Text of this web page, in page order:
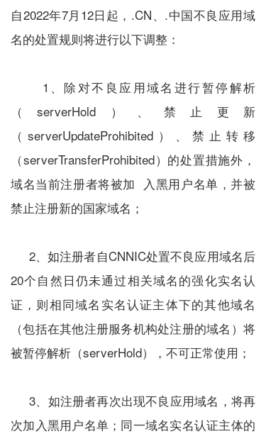
自2022年7月12日起，.CN、.中国不良应用域
名的处置规则将进行以下调整：
1、除对不良应用域名进行暂停解析
（serverHold）、禁止更新
（serverUpdateProhibited）、禁止转移
（serverTransferProhibited）的处置措施外，
域名当前注册者将被加 入黑用户名单，并被
禁止注册新的国家域名；
2、如注册者自CNNIC处置不良应用域名后
20个自然日仍未通过相关域名的强化实名认
证，则相同域名实名认证主体下的其他域名
（包括在其他注册服务机构处注册的域名）将
被暂停解析（serverHold），不可正常使用；
3、如注册者再次出现不良应用域名，将再
次加入黑用户名单；同一域名实名认证主体的